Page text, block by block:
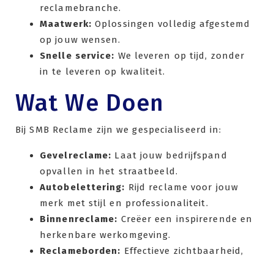
reclamebranche.
Maatwerk: Oplossingen volledig afgestemd
op jouw wensen.
Snelle service: We leveren op tijd, zonder
in te leveren op kwaliteit.
Wat We Doen
Bij SMB Reclame zijn we gespecialiseerd in:
Gevelreclame: Laat jouw bedrijfspand
opvallen in het straatbeeld.
Autobelettering: Rijd reclame voor jouw
merk met stijl en professionaliteit.
Binnenreclame: Creëer een inspirerende en
herkenbare werkomgeving.
Reclameborden: Effectieve zichtbaarheid,